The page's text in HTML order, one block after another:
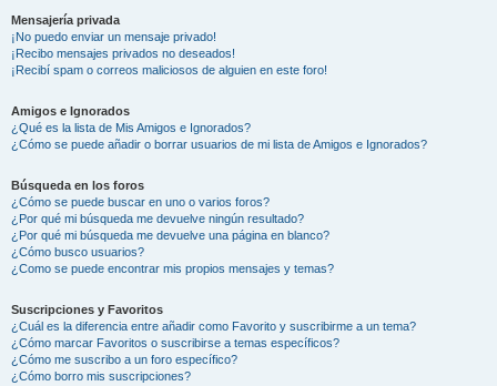
Mensajería privada
¡No puedo enviar un mensaje privado!
¡Recibo mensajes privados no deseados!
¡Recibí spam o correos maliciosos de alguien en este foro!
Amigos e Ignorados
¿Qué es la lista de Mis Amigos e Ignorados?
¿Cómo se puede añadir o borrar usuarios de mi lista de Amigos e Ignorados?
Búsqueda en los foros
¿Cómo se puede buscar en uno o varios foros?
¿Por qué mi búsqueda me devuelve ningún resultado?
¿Por qué mi búsqueda me devuelve una página en blanco?
¿Cómo busco usuarios?
¿Como se puede encontrar mis propios mensajes y temas?
Suscripciones y Favoritos
¿Cuál es la diferencia entre añadir como Favorito y suscribirme a un tema?
¿Cómo marcar Favoritos o suscribirse a temas específicos?
¿Cómo me suscribo a un foro específico?
¿Cómo borro mis suscripciones?